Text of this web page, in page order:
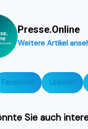
Presse.Online
Weitere Artikel
Facebook LinkedIn
Sie auch